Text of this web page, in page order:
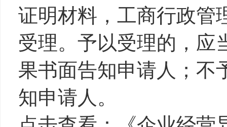
证明材料，工商行政管
受理。予以受理的，应
果书面告知申请人；不
知申请人。